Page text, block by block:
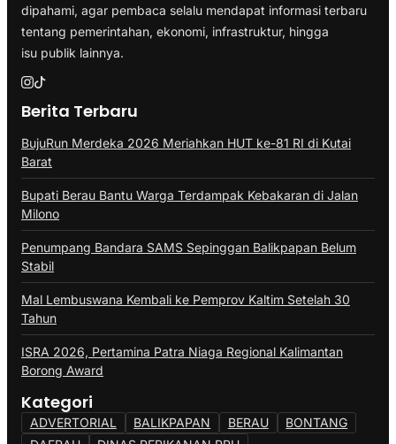
dipahami, agar pembaca selalu mendapat informasi terbaru
tentang pemerintahan, ekonomi, infrastruktur, hingga
isu publik lainnya.
Berita Terbaru
BujuRun Merdeka 2026 Meriahkan HUT ke-81 RI di Kutai
Barat
Bupati Berau Bantu Warga Terdampak Kebakaran di Jalan
Milono
Penumpang Bandara SAMS Sepinggan Balikpapan Belum
Stabil
Mal Lembuswana Kembali ke Pemprov Kaltim Setelah 30
Tahun
ISRA 2026, Pertamina Patra Niaga Regional Kalimantan
Borong Award
Kategori
ADVERTORIAL BALIKPAPAN BERAU
BONTANG